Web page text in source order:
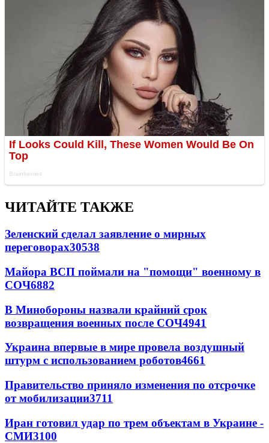
ЧИТАЙТЕ ТАКЖЕ
Зеленский сделал заявление о мирных
переговорах30538
Майора ВСП поймали на "помощи" военному в
СОЧ6882
В Минобороны назвали крайний срок
возвращения военных после СОЧ4941
Украина впервые в мире провела воздушный
штурм с использованием роботов4661
Правительство приняло изменения по отсрочке
от мобилизации3711
Иран готовил удар по трем объектам в Украине -
СМИ3100